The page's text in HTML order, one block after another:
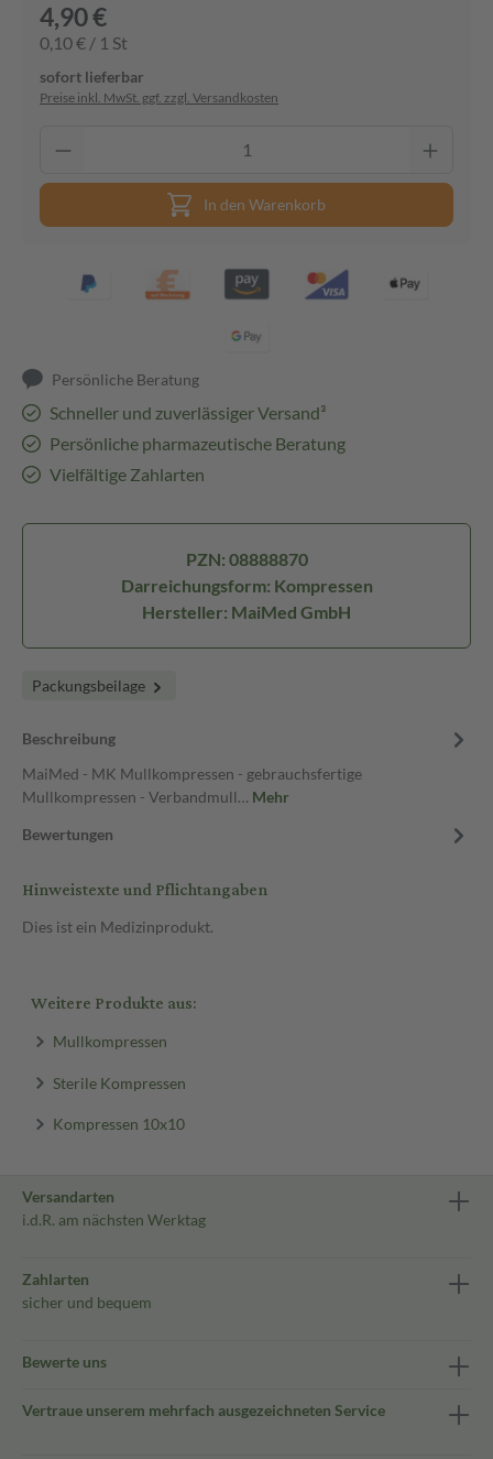
4,90 €
0,10 € / 1 St
sofort lieferbar
Preise inkl. MwSt. ggf. zzgl. Versandkosten
In den Warenkorb
Persönliche Beratung
Schneller und zuverlässiger Versand³
Persönliche pharmazeutische Beratung
Vielfältige Zahlarten
PZN: 08888870
Darreichungsform: Kompressen
Hersteller: MaiMed GmbH
Packungsbeilage
Beschreibung
MaiMed - MK Mullkompressen - gebrauchsfertige
Mullkompressen - Verbandmull… Mehr
Bewertungen
Hinweistexte und Pflichtangaben
Dies ist ein Medizinprodukt.
Weitere Produkte aus:
Mullkompressen
Sterile Kompressen
Kompressen 10x10
Versandarten
i.d.R. am nächsten Werktag
Zahlarten
sicher und bequem
Bewerte uns
Vertraue unserem mehrfach ausgezeichneten Service